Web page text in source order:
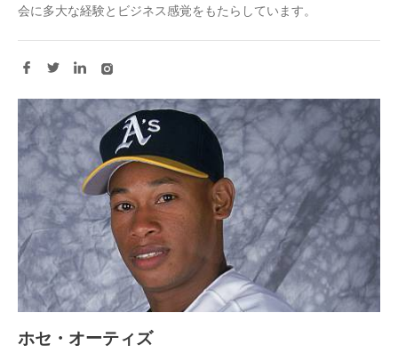
会に多大な経験とビジネス感覚をもたらしています。
ホセ・オーティズ